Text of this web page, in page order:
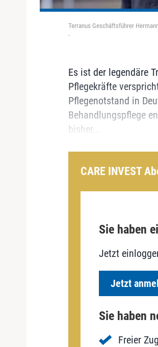
Terranus Geschäftsführer
-
Es ist der legendäre
Pflegekräfte
Pflegenotstand in
Behandlungspflege
bisher...
CARE INVEST
Sie haben
Jetzt
Jetzt
Sie haben
Freier